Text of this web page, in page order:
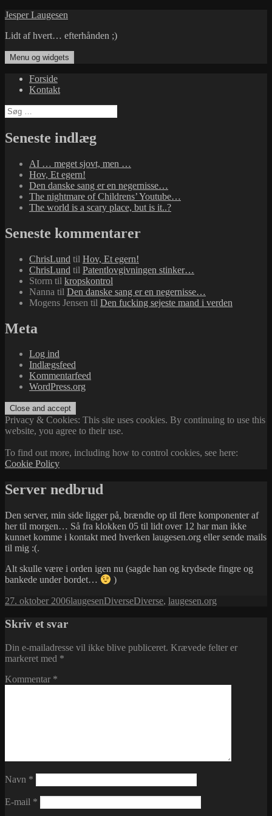
Hop
indhold
Jesper Laugesen
Lidt af hvert… efterhånden ;)
Menu og widgets
Forside
Kontakt
Søg
efter:
Seneste indlæg
AI … meget sjovt, men …
Hov, Et egern!
Den danske sang er en negernisse…
The nightmare of Childrens’ Youtube…
The world is a scary place, but is it..?
Seneste kommentarer
ChrisLund til Hov, Et egern!
ChrisLund til Patentlovgivningen stinker…
Storm til kropskontrol
Nanna til Den danske sang er en negernisse…
Mogens Jensen til Den fucking sejeste mand i verden
Meta
Log ind
Indlægsfeed
Kommentarfeed
WordPress.org
Privacy & Cookies: This site uses cookies. By continuing to use this
website, you agree to their use.
To find out more, including how to control cookies, see here:
Cookie Policy
Server nedbrud
Den server, min side ligger på, brændte op til flere komponenter af
her til morgen… Så fra klokken 05 til lidt over 12 har man ikke
kunnet komme i kontakt med hverken laugesen.org eller sende mails
til mig :(.
Alt skulle være i orden igen nu (sagde han og krydsede fingre og
bankede under bordet…
)
Udgivet
27. oktober 2006Forfatter
laugesenKategorier
DiverseTags
Diverse, laugesen.org
Skriv et svar
Din e-mailadresse vil ikke blive publiceret. Krævede felter er
markeret med *
Kommentar *
Navn *
E-mail *